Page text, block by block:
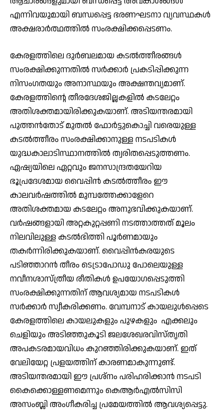
എന്നിവയുമായി ബന്ധപ്പെട്ട ഭരണഘടനാ വ്യവസ്ഥകള്‍
അക്ഷരാര്‍ത്ഥത്തില്‍ സംരക്ഷിക്കപ്പെടണം.
കേരളത്തിലെ ദുര്‍ബലമായ കടല്‍ത്തീരങ്ങള്‍
സംരക്ഷിക്കുന്നതില്‍ സര്‍ക്കാര്‍ പ്രകടിപ്പിക്കുന്ന
നിസംഗതയും അനാസ്ഥയും അക്ഷന്തവ്യമാണ്.
കേരളത്തിന്റെ തീരദേശജില്ലകളില്‍ കടലേറ്റം
അതിശക്തമായിരിക്കുകയാണ്. അടിയന്തരമായി
പുത്തന്‍തോട് മുതല്‍ ഫോര്‍ട്ടുകൊച്ചി വരെയുള്ള
കടല്‍ത്തീരം സംരക്ഷിക്കാനുള്ള നടപടികള്‍
യുദ്ധകാലാടിസ്ഥാനത്തില്‍ ത്വരിതപ്പെടുത്തണം.
ഏഷ്യയിലെ ഏറ്റവും ജനസാന്ദ്രതയേറിയ
ഭൂപ്രദേശമായ വൈപ്പിന്‍ കടല്‍ത്തീരം ഈ
കാലവര്‍ഷത്തില്‍ മുമ്പത്തേക്കാളേറെ
അതിശക്തമായ കടലേറ്റം അനുഭവിക്കുകയാണ്.
വര്‍ഷങ്ങളായി അറ്റകുറ്റപ്പണി നടത്താത്തത് മൂലം
നിലവിലുള്ള കടല്‍ഭിത്തി പൂര്‍ണമായും
തകര്‍ന്നിരിക്കുകയാണ്. വൈപ്പിന്‍കരയുടെ
പടിഞ്ഞാറന്‍ തീരം ടെട്രാപോഡു പോലെയുള്ള
നവീനശാസ്ത്രീയ രീതികള്‍ ഉപയോഗപ്പെടുത്തി
സംരക്ഷിക്കുന്നതിന് ആവശ്യമായ നടപടികള്‍
സര്‍ക്കാര്‍ സ്വീകരിക്കണം. വേമ്പനാട് കായലുള്‍പ്പെടെ
കേരളത്തിലെ കായലുകളും പുഴകളും എക്കലും
ചെളിയും അടിഞ്ഞുകൂടി ജലശേഖരവിസ്തൃതി
അപകടരമായവിധം കുറഞ്ഞിരിക്കുകയാണ്. ഇത്
വേലിയേറ്റ പ്രളയത്തിന് കാരണമാകുന്നുണ്ട്.
അടിയന്തരമായി ഈ പ്രശ്‌നം പരിഹരിക്കാന്‍ നടപടി
കൈക്കൊള്ളണമെന്നും കെആര്‍എല്‍സിസി
അസംബ്ലി അംഗീകരിച്ച പ്രമേയത്തില്‍ ആവശ്യപ്പെട്ടു.